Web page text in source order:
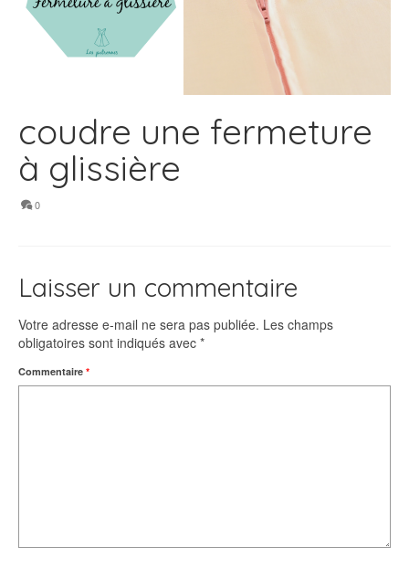
coudre une fermeture
à glissière
0
Laisser un commentaire
Votre adresse e-mail ne sera pas publiée. Les champs
obligatoires sont indiqués avec *
Commentaire *